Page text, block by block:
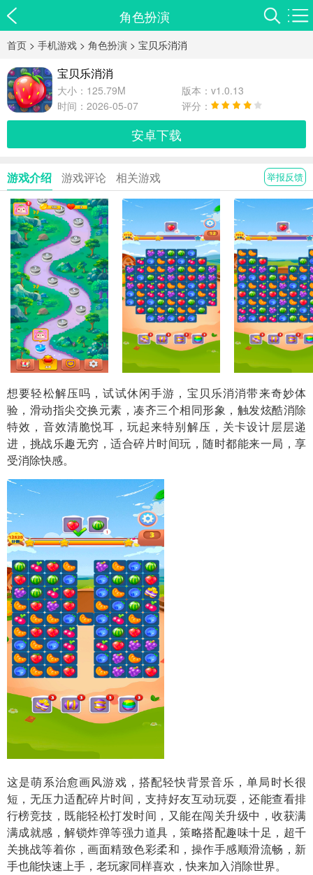
角色扮演
首页 > 手机游戏 > 角色扮演 > 宝贝乐消消
宝贝乐消消
大小：125.79M
版本：v1.0.13
时间：2026-05-07
评分：
安卓下载
游戏介绍 游戏评论 相关游戏 举报反馈
想要轻松解压吗，试试休闲手游， 宝贝乐消消带来奇妙体
验，滑动指尖交换元素，凑齐三个相同形象，触发炫酷消除
特效，音效清脆悦耳，玩起来特别解压，关卡设计层层递
进，挑战乐趣无穷，适合碎片时间玩，随时都能来一局，享
受消除快感。
这是萌系治愈画风游戏，搭配轻快背景音乐，单局时长很
短，无压力适配碎片时间，支持好友互动玩耍，还能查看排
行榜竞技，既能轻松打发时间，又能在闯关升级中，收获满
满成就感，解锁炸弹等强力道具，策略搭配趣味十足，超千
关挑战等着你，画面精致色彩柔和，操作手感顺滑流畅，新
手也能快速上手，老玩家同样喜欢，快来加入消除世界。